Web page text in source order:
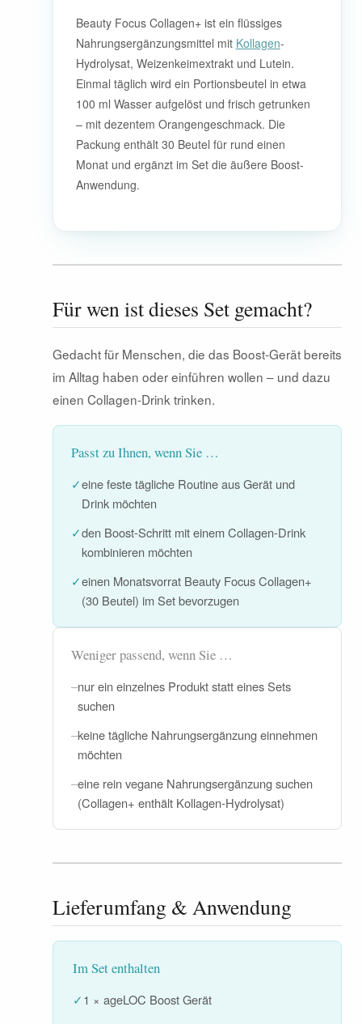
Beauty Focus Collagen+ ist ein flüssiges
Nahrungsergänzungsmittel mit Kollagen-
Hydrolysat, Weizenkeimextrakt und Lutein.
Einmal täglich wird ein Portionsbeutel in etwa
100 ml Wasser aufgelöst und frisch getrunken
– mit dezentem Orangengeschmack. Die
Packung enthält 30 Beutel für rund einen
Monat und ergänzt im Set die äußere Boost-
Anwendung.
Für wen ist dieses Set gemacht?
Gedacht für Menschen, die das Boost-Gerät bereits
im Alltag haben oder einführen wollen – und dazu
einen Collagen-Drink trinken.
Passt zu Ihnen, wenn Sie …
✓eine feste tägliche Routine aus Gerät und
Drink möchten
✓den Boost-Schritt mit einem Collagen-Drink
kombinieren möchten
✓einen Monatsvorrat Beauty Focus Collagen+
(30 Beutel) im Set bevorzugen
Weniger passend, wenn Sie …
–nur ein einzelnes Produkt statt eines Sets
suchen
–keine tägliche Nahrungsergänzung einnehmen
möchten
–eine rein vegane Nahrungsergänzung suchen
(Collagen+ enthält Kollagen-Hydrolysat)
Lieferumfang & Anwendung
Im Set enthalten
✓1 × ageLOC Boost Gerät